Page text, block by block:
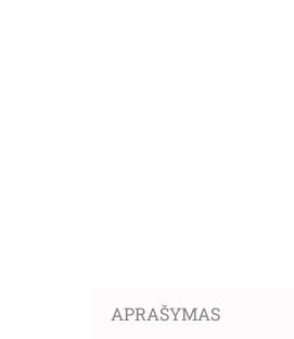
APRAŠYMAS